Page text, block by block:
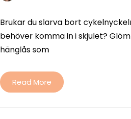
Brukar du slarva bort
behöver komma in i skjulet?
hänglås som
Read More